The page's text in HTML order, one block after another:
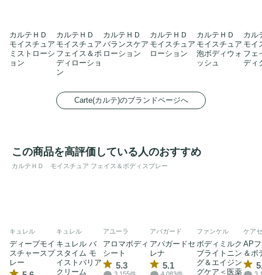
カルテＨＤ
モイスチュア
ミストローシ
ョン
カルテＨＤ
モイスチュア
フェイス＆ボ
ディローショ
ン
カルテＨＤ
バランスケア
ローション
カルテＨＤ
モイスチュア
ローション
カルテＨＤ
モイスチュア
泡ボディウォ
ッシュ
カ
モイ
フェ
ディ
Carte(カルテ)のブランドページへ
この商品を高評価している人のおすすめ
カルテＨＤ モイスチュア フェイス＆ボディスプレー
キュレル
ディープモイ
スチャースプ
レー
キュレル
キュレル バ
スタイム モ
イストバリア
クリーム
アユーラ
アロマボディ
シート
5.3
アパガード
アパガードセ
レナ
5.1
ファンケル
ボディミルク
ブライトニン
グ＆エイジン
グケア＜医薬
ケア
AP
＆ボ